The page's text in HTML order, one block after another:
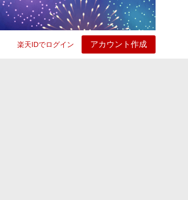
楽天IDでログイン アカウント作成